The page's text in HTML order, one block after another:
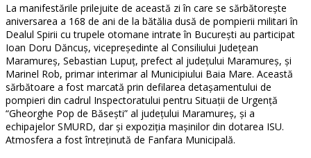
La manifestările prilejuite de această zi în care se sărbătorește
aniversarea a 168 de ani de la bătălia dusă de pompierii militari în
Dealul Spirii cu trupele otomane intrate în București au participat
Ioan Doru Dăncuș, vicepreședinte al Consiliului Județean
Maramureș, Sebastian Lupuț, prefect al județului Maramureș, și
Marinel Rob, primar interimar al Municipiului Baia Mare. Această
sărbătoare a fost marcată prin defilarea detașamentului de
pompieri din cadrul Inspectoratului pentru Situații de Urgență
“Gheorghe Pop de Băsești” al județului Maramureș, și a
echipajelor SMURD, dar și expoziția mașinilor din dotarea ISU.
Atmosfera a fost întreținută de Fanfara Municipală.